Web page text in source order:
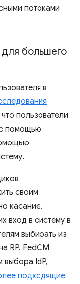
потоками
большего
в
пользователи
с помощью
своим
касание.
вход в систему в
выбирать из
RP. FedCM
выбора IdP,
подходящие